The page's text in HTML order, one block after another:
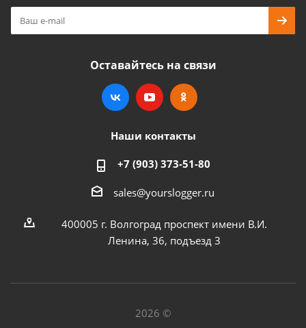
Оставайтесь на связи
Наши контакты
+7 (903) 373-51-80
sales@yourslogger.ru
400005 г. Волгоград проспект имени В.И.
Ленина, 36, подъезд 3
2026 ©